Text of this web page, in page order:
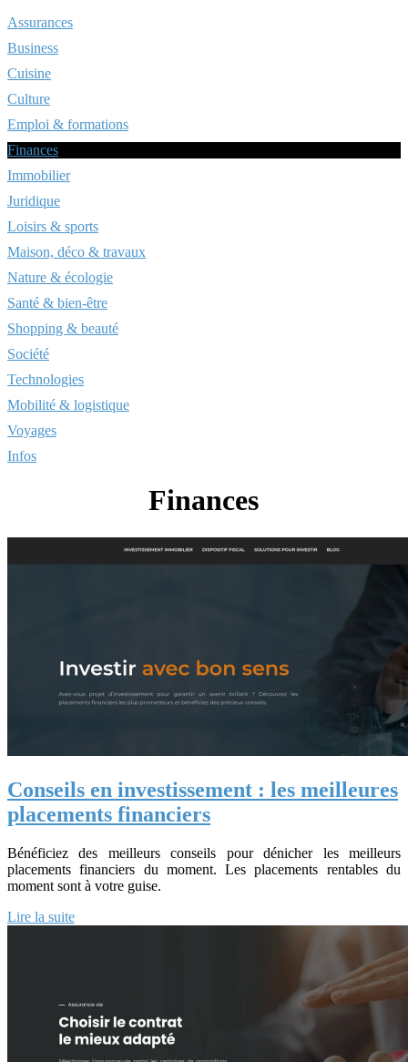
Assurances
Business
Cuisine
Culture
Emploi & formations
Finances
Immobilier
Juridique
Loisirs & sports
Maison, déco & travaux
Nature & écologie
Santé & bien-être
Shopping & beauté
Société
Technologies
Mobilité & logistique
Voyages
Infos
Finances
Conseils en investissement : les meilleures
placements financiers
Bénéficiez des meilleurs conseils pour dénicher les meilleurs
placements financiers du moment. Les placements rentables du
moment sont à votre guise.
Lire la suite